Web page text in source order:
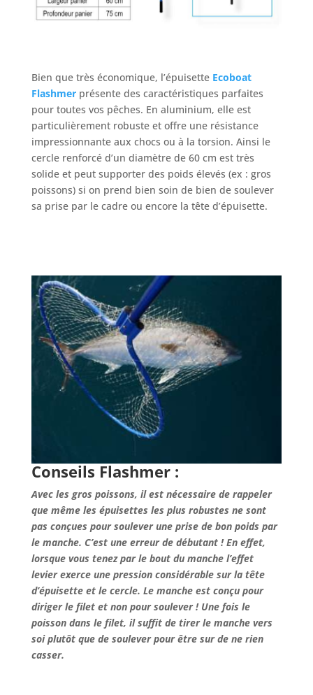
Bien que très économique, l’épuisette Ecoboat
Flashmerprésente des caractéristiques parfaites
pour toutes vos pêches. En aluminium, elle est
particulièrement robuste et offre une résistance
impressionnante aux chocs ou à la torsion. Ainsi le
cercle renforcé d’un diamètre de 60 cm est très
solide et peut supporter des poids élevés (ex : gros
poissons) si on prend bien soin de bien de soulever
sa prise par le cadre ou encore la tête d’épuisette.
Conseils Flashmer :
Avec les gros poissons, il est nécessaire de rappeler
que même les épuisettes les plus robustes ne sont
pas conçues pour soulever une prise de bon poids par
le manche. C’est une erreur de débutant ! En effet,
lorsque vous tenez par le bout du manche l’effet
levier exerce une pression considérable sur la tête
d’épuisette et le cercle. Le manche est conçu pour
diriger le filet et non pour soulever ! Une fois le
poisson dans le filet, il suffit de tirer le manche vers
soi plutôt que de soulever pour être sur de ne rien
casser.